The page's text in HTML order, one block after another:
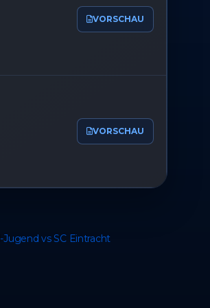
VORSCHAU
VORSCHAU
Jugend vs SC Eintracht